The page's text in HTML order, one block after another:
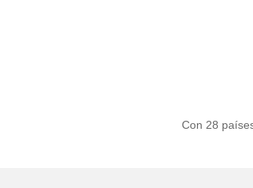
Con 28